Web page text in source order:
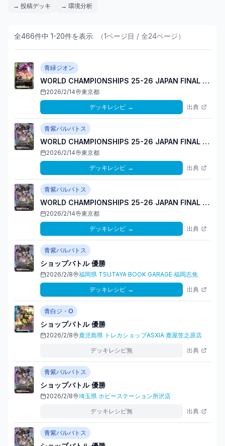
→ 投稿デッキ → 環境分析
全466件中 1-20件を表示 （1ページ目 / 全24ページ）
青緑ジオン
WORLD CHAMPIONSHIPS 25-26 JAPAN FINAL 3位
2026/2/14
東京都
デッキレシピ → 出典
青紫バルバトス
WORLD CHAMPIONSHIPS 25-26 JAPAN FINAL 優勝
2026/2/14
東京都
デッキレシピ → 出典
青紫バルバトス
WORLD CHAMPIONSHIPS 25-26 JAPAN FINAL 準優勝
2026/2/14
東京都
デッキレシピ → 出典
青紫バルバトス
ショップバトル 優勝
2026/2/8 福岡県 TSUTAYA BOOK GARAGE 福岡志免
デッキレシピ → 出典
青白ジ・O
ショップバトル 優勝
2026/2/8 鹿児島県 トレカショップASXIA 鹿屋笠之原店
デッキレシピ無
出典
青紫バルバトス
ショップバトル 優勝
2026/2/8 埼玉県 ホビーステーション所沢店
デッキレシピ無
出典
青紫バルバトス